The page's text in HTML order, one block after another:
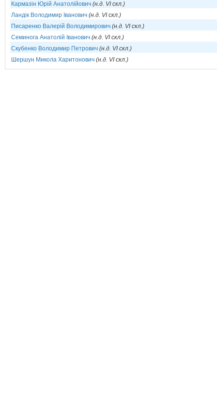
Кармазін Юрій Анатолійович (н.д. VI скл.)
Ландік Володимир Іванович (н.д. VI скл.)
Писаренко Валерій Володимирович (н.д. VI скл.)
Семинога Анатолій Іванович (н.д. VI скл.)
Скубенко Володимир Петрович (н.д. VI скл.)
Шершун Микола Харитонович (н.д. VI скл.)